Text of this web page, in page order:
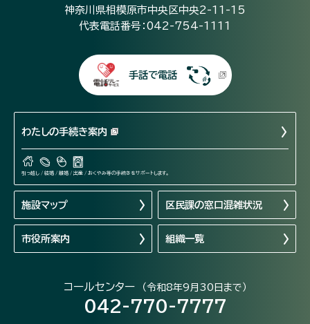
神奈川県相模原市中央区中央2-11-15
代表電話番号：042-754-1111
手話で電話
わたしの手続き案内
引っ越し / 結婚 / 離婚 / 出産 / おくやみ等の手続きをサポートします。
施設マップ 区民課の窓口混雑状況
市役所案内 組織一覧
コールセンター （令和8年9月30日まで）
042-770-7777